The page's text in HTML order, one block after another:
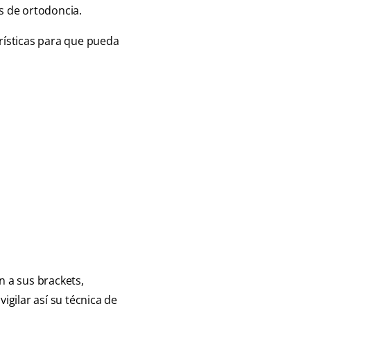
de ortodoncia.
para que pueda
a sus brackets,
así su técnica de